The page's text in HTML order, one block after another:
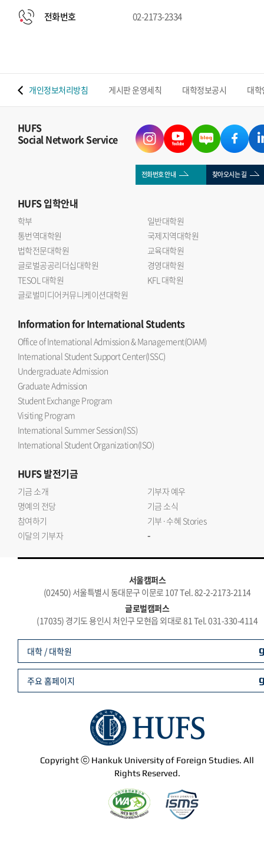
전화번호 02-2173-2334
개인정보처리방침 게시판 운영세칙 대학정보공시 대
HUFS
Social Network Service
전화번호 안내 찾아오시는 길
HUFS입학안내
학부
일반대학원
통번역대학원
국제지역대학원
법학전문대학원
교육대학원
글로벌공공리더십대학원
경영대학원
TESOL 대학원
KFL 대학원
글로벌미디어커뮤니케이션대학원
Informationfor International Students
Office of International Admission & Management(OIAM)
International Student Support Center(ISSC)
Undergraduate Admission
Graduate Admission
Student Exchange Program
Visiting Program
International Summer Session(ISS)
International Student Organization(ISO)
HUFS발전기금
기금 소개
기부자 예우
명예의 전당
기금 소식
참여하기
기부·수혜 Stories
이달의 기부자
-
서울캠퍼스
(02450) 서울특별시 동대문구 이문로 107 Tel. 82-2-2173-2114
글로벌캠퍼스
(17035) 경기도 용인시 처인구 모현읍 외대로 81 Tel. 031-330-4114
Copyright ⓒ Hankuk University of Foreign Studies. All
Rights Reserved.
대학 / 대학원
주요 홈페이지